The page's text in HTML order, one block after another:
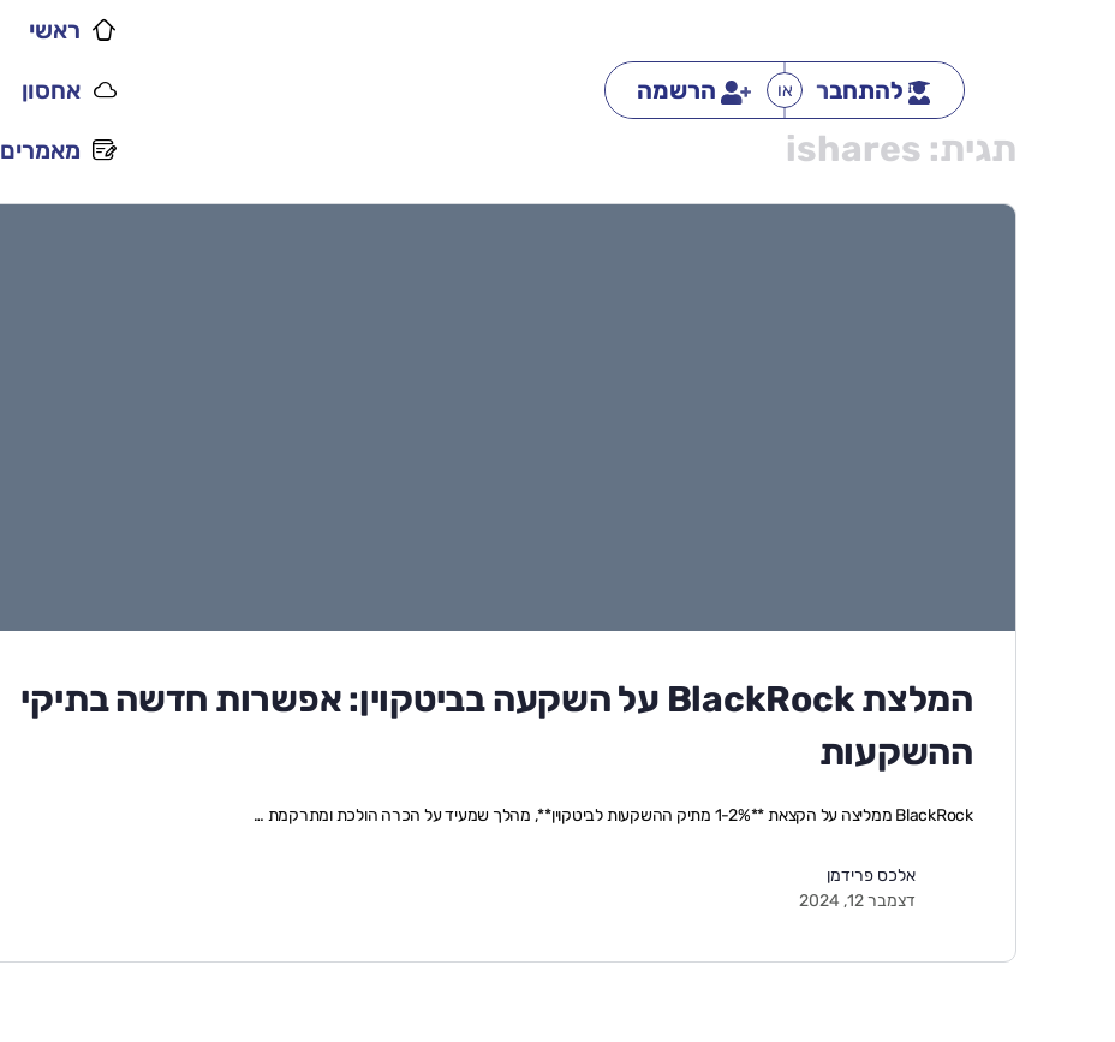
להתחבר או הרשמה
ראשי
אחסון
מאמרים תגית: ishares
המלצת BlackRock על השקעה בביטקוין: אפשרות חדשה בתיקי
ההשקעות
BlackRock ממליצה על הקצאת **1-2% מתיק ההשקעות לביטקוין**, מהלך שמעיד על הכרה הולכת ומתרקמת …
אלכס פרידמן
דצמבר 12, 2024